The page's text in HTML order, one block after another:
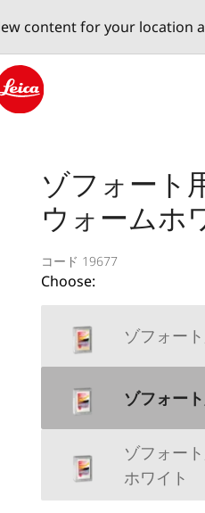
content for your location
ゾフォート
ウォームホ
コード 19677
Choose:
ゾフォー
ゾフォー
ゾフォー
ホワイト